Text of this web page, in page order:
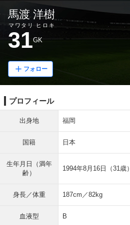
馬渡 洋樹
マワタリ ヒロキ
31GK
フォロー
プロフィール
出身地 福岡
国籍 日本
生年月日（満年
齢）
1994年8月16日（31歳）
身長／体重 187cm／82kg
血液型 B